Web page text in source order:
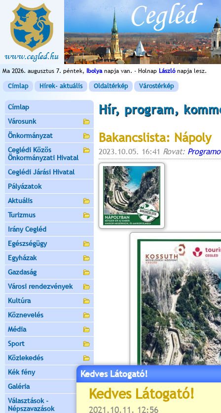
Ma 2026. augusztus 7. péntek, Ibolyanapja van. - Holnap Lászlónapja lesz.
Címlap Hírek- aktuális Oldaltérkép Várostérkép
Címlap
Városunk
Önkormányzat
Ceglédi Közös
Önkormányzati Hivatal
Ceglédi Járási Hivatal
Pályázatok
Aktuális
Turizmus
Irány Cegléd
Egészségügy
Egyházak
Gazdaság
Városi rendezvények
Kultúra
Köznevelés
Média
Sport
Közlekedés
Kék fény
Galéria
Választások -
Népszavazások
Hír, program,
Bakancslista: Nápoly
2023.10.05. 16:41 Rovat:
Kedves Látogató!